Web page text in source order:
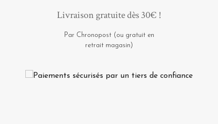
Livraison gratuite dès 30€ !
Par Chronopost (ou gratuit en
retrait magasin)